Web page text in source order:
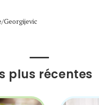
Georgijevic
plus récentes